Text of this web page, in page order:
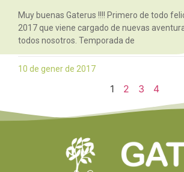
Muy buenas Gaterus !!!! Primero de todo
2017 que viene cargado de nuevas
todos nosotros. Temporada de
10 de gener de 2017
1 2 3 4